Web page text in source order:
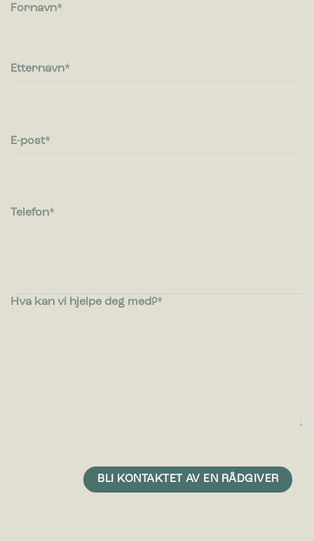
rapportere informasjon anonymt.
Markedsførings-cookies brukes til å spore besøkende på
Fornavn
Etternavn
E-post
Telefon
Hva kan vi hjelpe deg med?